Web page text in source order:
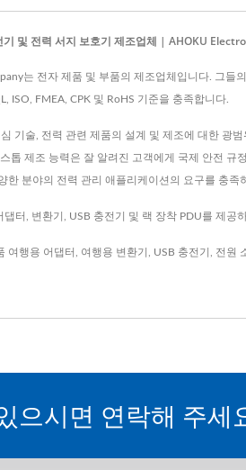
및 전력 서지 보호기 제조업체 | AHOKU
는 전자 제품 및 부품의 제조업체입니다. 그
ISO, FMEA, CPK 및 RoHS 기준을 충족합니다.
기술, 전력 관련 제품의 설계 및 제조에 대한 광
톱 제조 능력은 잘 알려진 고객에게 국제 안전
한 분야의 전력 관리 애플리케이션의 요구를 충족
터, 변환기, USB 충전기 및 랙 장착 PDU를 제
여행용 어댑터 여행용 변환기 USB 충전기 전원
으시면 연락해 주세